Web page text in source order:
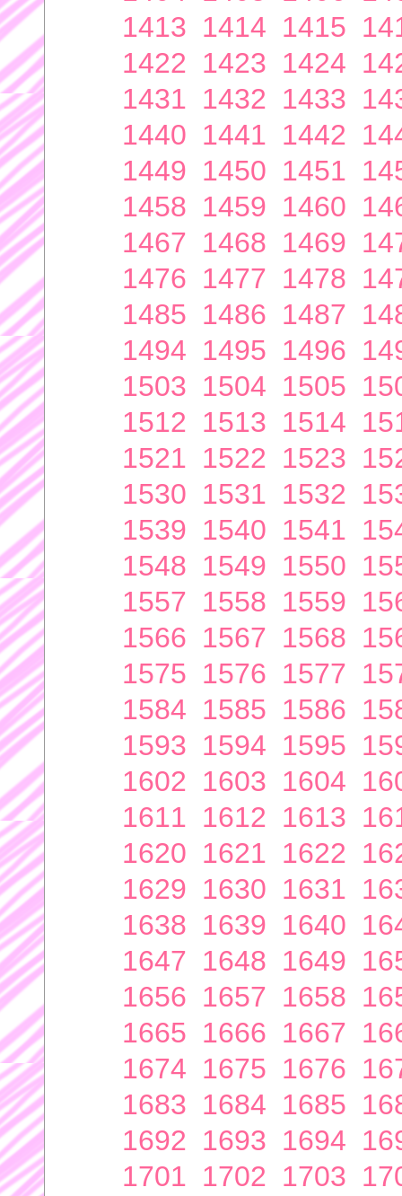
1413 1414 1415
1422 1423 1424
1431 1432 1433
1440 1441 1442
1449 1450 1451
1458 1459 1460
1467 1468 1469
1476 1477 1478
1485 1486 1487
1494 1495 1496
1503 1504 1505
1512 1513 1514
1521 1522 1523
1530 1531 1532
1539 1540 1541
1548 1549 1550
1557 1558 1559
1566 1567 1568
1575 1576 1577
1584 1585 1586
1593 1594 1595
1602 1603 1604
1611 1612 1613
1620 1621 1622
1629 1630 1631
1638 1639 1640
1647 1648 1649
1656 1657 1658
1665 1666 1667
1674 1675 1676
1683 1684 1685
1692 1693 1694
1701 1702 1703